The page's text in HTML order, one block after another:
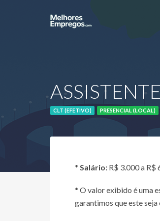
CLT (EFETIVO) PRESENCIAL (LOCAL)
* Salário: R$ 3.000 a R$
* O valor exibido é uma
garantimos que este